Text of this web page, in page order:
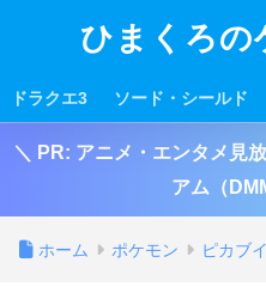
ひまくろの
ドラクエ3 ソード・シールド
＼ PR: アニメ・エンタメ見
アム（
ホーム ポケモン ピカブイ